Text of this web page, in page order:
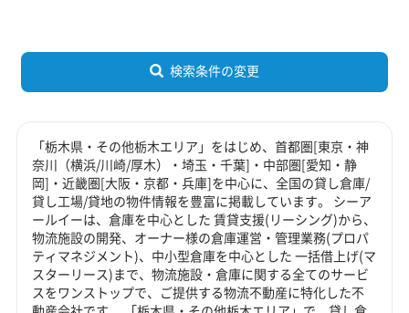
検索条件の変更
「栃木県・その他栃木エリア」をはじめ、首都圏[東京・神
奈川（横浜/川崎/厚木）・埼玉・千葉]・中部圏[愛知・静
岡]・近畿圏[大阪・京都・兵庫]を中心に、全国の貸し倉庫/
貸し工場/貸地の物件情報を豊富に掲載しています。 シーア
ールイーは、倉庫を中心とした 賃貸支援(リーシング)から、
物流施設の開発、オーナー様の倉庫運営・管理業務(プロパ
ティマネジメント)、中小型倉庫を中心とした 一括借上げ(マ
スターリース)まで、物流施設・倉庫に関する全てのサービ
スをワンストップで、ご提供する物流不動産に特化した不